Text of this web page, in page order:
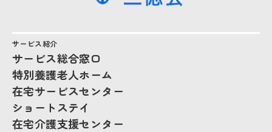
サービス紹介
サービス総合窓口
特別養護老人ホーム
在宅サービスセンター
ショートステイ
在宅介護支援センター